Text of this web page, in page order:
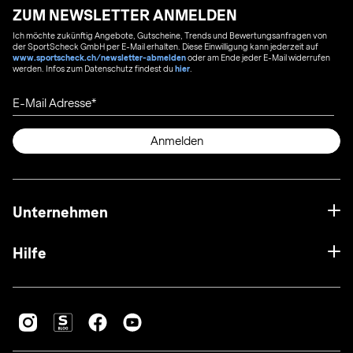
ZUM NEWSLETTER ANMELDEN
Ich möchte zukünftig Angebote, Gutscheine, Trends und Bewertungsanfragen von
der SportScheck GmbH per E-Mail erhalten. Diese Einwilligung kann jederzeit auf
www.sportscheck.ch/newsletter-abmeldenoder am Ende jeder E-Mail widerrufen
werden. Infos zum Datenschutz findest duhier
E-Mail Adresse
Anmelden
Unternehmen
Hilfe